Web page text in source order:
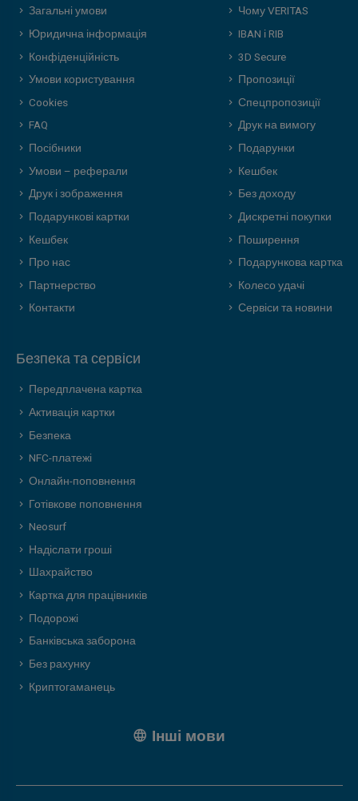
Загальні умови
Юридична інформація
Конфіденційність
Умови користування
Cookies
FAQ
Посібники
Умови – реферали
Друк і зображення
Подарункові картки
Кешбек
Про нас
Партнерство
Контакти
Чому VERITAS
IBAN і RIB
3D Secure
Пропозиції
Спецпропозиції
Друк на вимогу
Подарунки
Кешбек
Без доходу
Дискретні покупки
Поширення
Подарункова картка
Колесо удачі
Сервіси та новини
Безпека та сервіси
Передплачена картка
Активація картки
Безпека
NFC-платежі
Онлайн-поповнення
Готівкове поповнення
Neosurf
Надіслати гроші
Шахрайство
Картка для працівників
Подорожі
Банківська заборона
Без рахунку
Криптогаманець
Інші мови